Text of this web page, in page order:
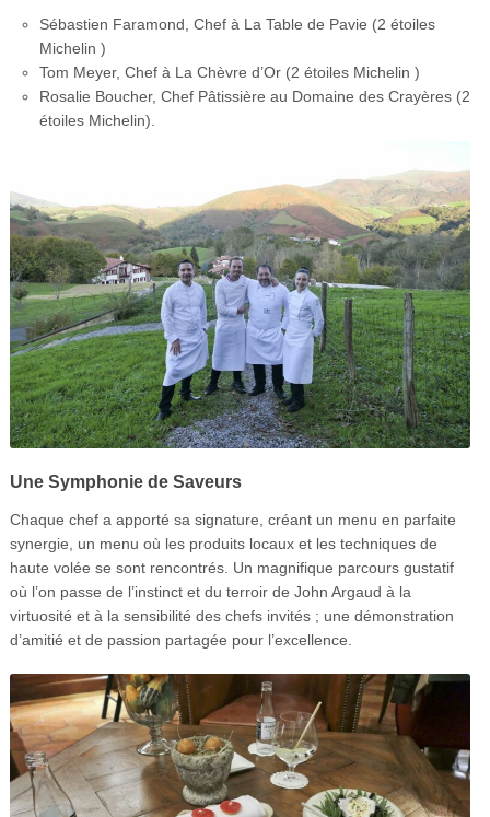
Sébastien Faramond, Chef à La Table de Pavie (2 étoiles
Michelin )
Tom Meyer, Chef à La Chèvre d’Or (2 étoiles Michelin )
Rosalie Boucher, Chef Pâtissière au Domaine des Crayères (2
étoiles Michelin).
Une Symphonie de Saveurs
Chaque chef a apporté sa signature, créant un menu en parfaite
synergie, un menu où les produits locaux et les techniques de
haute volée se sont rencontrés. Un magnifique parcours gustatif
où l’on passe de l’instinct et du terroir de John Argaud à la
virtuosité et à la sensibilité des chefs invités ; une démonstration
d’amitié et de passion partagée pour l’excellence.